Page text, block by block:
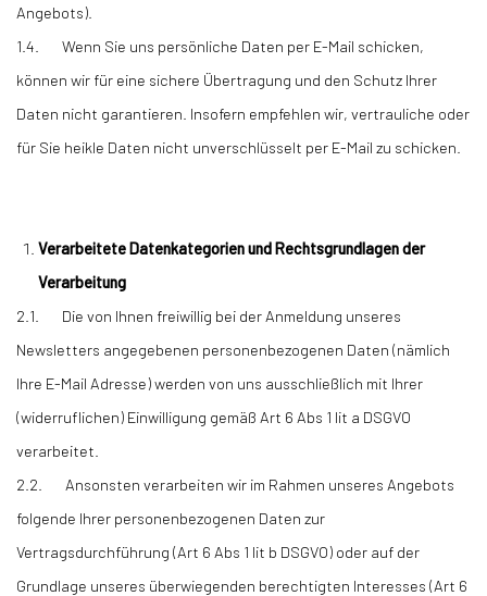
Angebots).
1.4. Wenn Sie uns persönliche Daten per E-Mail schicken,
können wir für eine sichere Übertragung und den Schutz Ihrer
Daten nicht garantieren. Insofern empfehlen wir, vertrauliche oder
für Sie heikle Daten nicht unverschlüsselt per E-Mail zu schicken.
Verarbeitete Datenkategorien und Rechtsgrundlagen der
Verarbeitung
2.1. Die von Ihnen freiwillig bei der Anmeldung unseres
Newsletters angegebenen personenbezogenen Daten (nämlich
Ihre E-Mail Adresse) werden von uns ausschließlich mit Ihrer
(widerruflichen) Einwilligung gemäß Art 6 Abs 1 lit a DSGVO
verarbeitet.
2.2. Ansonsten verarbeiten wir im Rahmen unseres Angebots
folgende Ihrer personenbezogenen Daten zur
Vertragsdurchführung (Art 6 Abs 1 lit b DSGVO) oder auf der
Grundlage unseres überwiegenden berechtigten Interesses (Art 6